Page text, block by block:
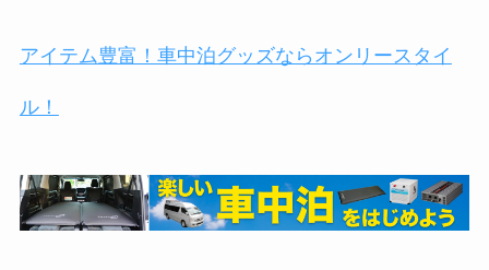
アイテム豊富！車中泊グッズならオンリースタイ
ル！